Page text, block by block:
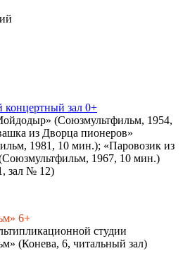
концертный зал 0+
(Союзмультфильм, 1954,
из Дворца пионеров»
1981, 10 мин.); «Паровозик из
1967, 10 мин.)
зал № 12)
6+
студии
(Конева, 6, читальный зал)